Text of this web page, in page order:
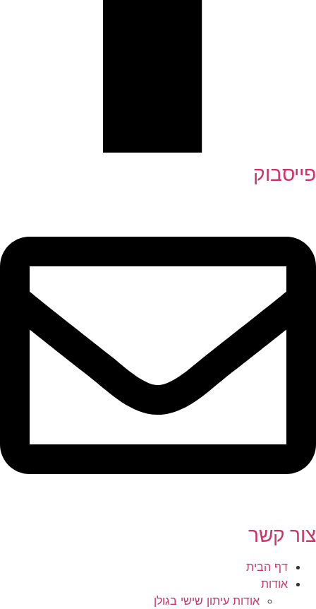
פייסבוק
צור קשר
דף הבית
אודות
אודות עיתון שישי בגולן